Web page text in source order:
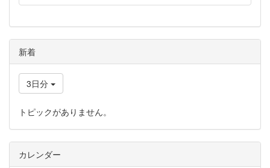
新着
3日分
トピックがありません。
カレンダー